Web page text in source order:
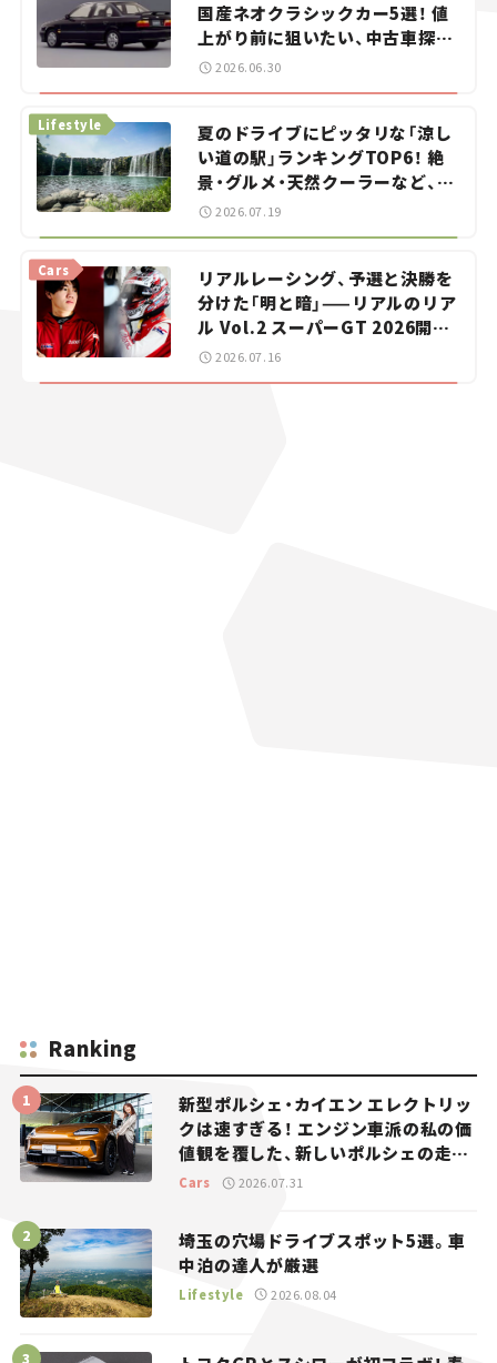
国産ネオクラシックカー5選！ 値
上がり前に狙いたい、中古車探し
をお手伝い――ちょっとイケてるマ
2026.06.30
夏のドライブにピッタリな「涼し
い道の駅」ランキングTOP6！ 絶
景・グルメ・天然クーラーなど、避
暑におすすめのスポットを紹介
【道の駅マニアの推し駅ガイド】
Lifestyle
2026.07.19
リアルレーシング、予選と決勝を
分けた「明と暗」——リアルのリア
ル Vol.2 スーパーGT 2026開幕
戦 岡山国際サーキット
Cars
2026.07.16
Ranking
新型ポルシェ・カイエン エレクトリッ
クは速すぎる！ エンジン車派の私の価
値観を覆した、新しいポルシェの走
り。
Cars 2026.07.31
埼玉の穴場ドライブスポット5選。車
中泊の達人が厳選
Lifestyle 2026.08.04